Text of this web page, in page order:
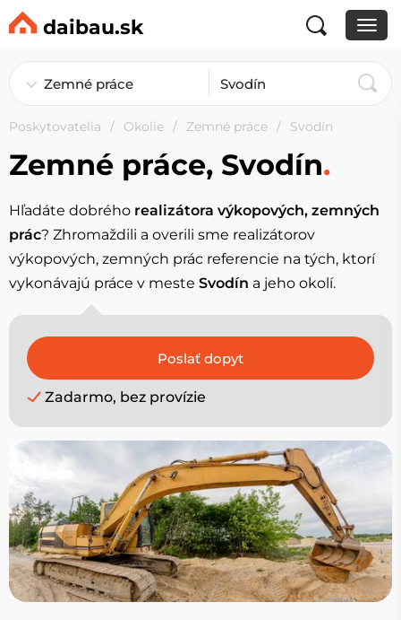
daibau.sk
Poskytovatelia Okolie Zemné práce Svodín
Zemné práce, Svodín.
Hľadáte dobrého realizátora výkopových, zemných
prác? Zhromaždili a overili sme realizátorov
výkopových, zemných prác referencie na tých, ktorí
vykonávajú práce v meste Svodín a jeho okolí.
Zadarmo, bez provízie